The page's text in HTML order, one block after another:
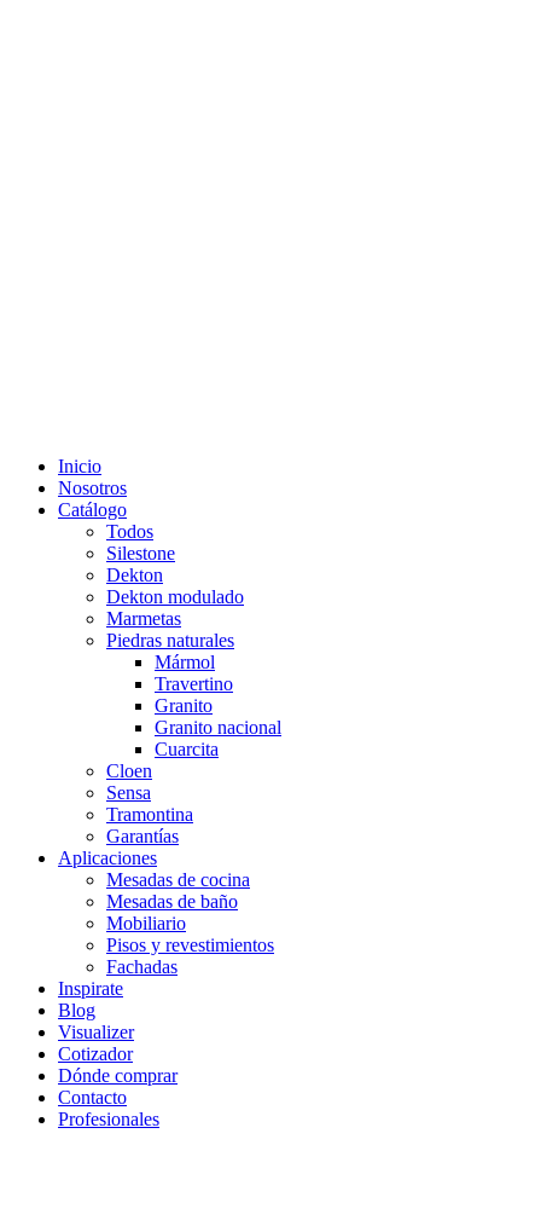
Inicio
Nosotros
Catálogo
Todos
Silestone
Dekton
Dekton modulado
Marmetas
Piedras naturales
Mármol
Travertino
Granito
Granito nacional
Cuarcita
Cloen
Sensa
Tramontina
Garantías
Aplicaciones
Mesadas de cocina
Mesadas de baño
Mobiliario
Pisos y revestimientos
Fachadas
Inspirate
Blog
Visualizer
Cotizador
Dónde comprar
Contacto
Profesionales